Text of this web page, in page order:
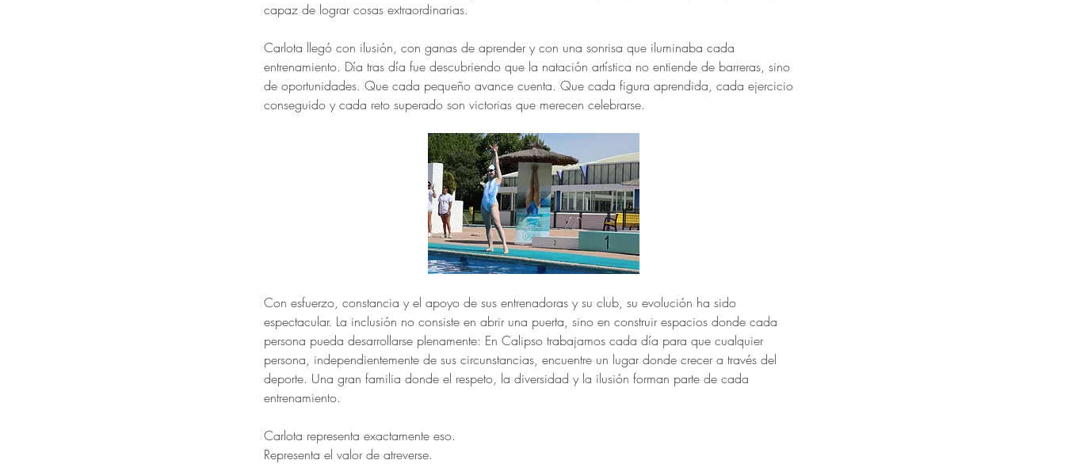
capaz de lograr cosas extraordinarias.
Carlota llegó con ilusión, con ganas de aprender y con una sonrisa que iluminaba cada
entrenamiento. Día tras día fue descubriendo que la natación artística no entiende de barreras, sino
de oportunidades. Que cada pequeño avance cuenta. Que cada figura aprendida, cada ejercicio
conseguido y cada reto superado son victorias que merecen celebrarse.
Con esfuerzo, constancia y el apoyo de sus entrenadoras y su club, su evolución ha sido
espectacular. La inclusión no consiste en abrir una puerta, sino en construir espacios donde cada
persona pueda desarrollarse plenamente: En Calipso trabajamos cada día para que cualquier
persona, independientemente de sus circunstancias, encuentre un lugar donde crecer a través del
deporte. Una gran familia donde el respeto, la diversidad y la ilusión forman parte de cada
entrenamiento.
Carlota representa exactamente eso.
Representa el valor de atreverse.